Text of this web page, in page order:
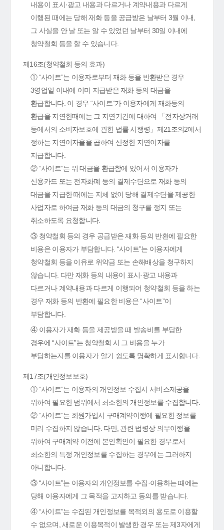
내용이 표시·광고 내용과 다르거나 계약내용과 다르게
이행된 때에는 당해 재화 등을 공급받은 날부터 3월 이내,
그 사실을 안 날 또는 알 수 있었던 날부터 30일 이내에
청약철회 등을 할 수 있습니다.
제16조(청약철회 등의 효과)
① “사이트”는 이용자로부터 재화 등을 반환받은 경우
3영업일 이내에 이미 지급받은 재화 등의 대금을
환급합니다. 이 경우 “사이트”가 이용자에게 재화등의
환급을 지연한때에는 그 지연기간에 대하여 「전자상거래
등에서의 소비자보호에 관한 법률 시행령」제21조의2에서
정하는 지연이자율을 곱하여 산정한 지연이자를
지급합니다.
② “사이트”는 위 대금을 환급함에 있어서 이용자가
신용카드 또는 전자화폐 등의 결제수단으로 재화 등의
대금을 지급한 때에는 지체 없이 당해 결제수단을 제공한
사업자로 하여금 재화 등의 대금의 청구를 정지 또는
취소하도록 요청합니다.
③ 청약철회 등의 경우 공급받은 재화 등의 반환에 필요한
비용은 이용자가 부담합니다. “사이트”는 이용자에게
청약철회 등을 이유로 위약금 또는 손해배상을 청구하지
않습니다. 다만 재화 등의 내용이 표시·광고 내용과
다르거나 계약내용과 다르게 이행되어 청약철회 등을 하는
경우 재화 등의 반환에 필요한 비용은 “사이트”이
부담합니다.
④ 이용자가 재화 등을 제공받을 때 발송비를 부담한
경우에 “사이트”는 청약철회 시 그 비용을 누가
부담하는지를 이용자가 알기 쉽도록 명확하게 표시합니다.
제17조(개인정보보호)
① “사이트”는 이용자의 개인정보 수집시 서비스제공을
위하여 필요한 범위에서 최소한의 개인정보를 수집합니다.
② “사이트”는 회원가입시 구매계약이행에 필요한 정보를
미리 수집하지 않습니다. 다만, 관련 법령상 의무이행을
위하여 구매계약 이전에 본인확인이 필요한 경우로서
최소한의 특정 개인정보를 수집하는 경우에는 그러하지
아니합니다.
③ “사이트”는 이용자의 개인정보를 수집·이용하는 때에는
당해 이용자에게 그 목적을 고지하고 동의를 받습니다.
④ “사이트”는 수집된 개인정보를 목적외의 용도로 이용할
수 없으며, 새로운 이용목적이 발생한 경우 또는 제3자에게